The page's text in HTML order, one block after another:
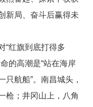
新局、奋斗后赢得未
红旗到底打得多
的高潮是“站在海岸
航船”。南昌城头，
枪；井冈山上，八角